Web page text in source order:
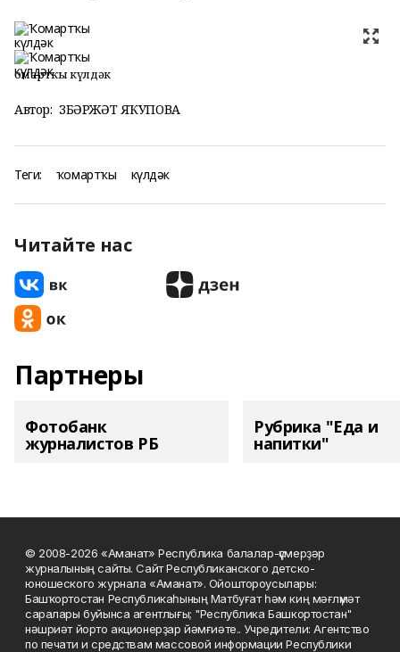
Ҡомартҡы күлдәк
Автор: ЗӨБӘРЖӘТ ЯҠУПОВА
Теги: ҡомартҡы күлдәк
Читайте нас
Партнеры
Фотобанк
журналистов РБ
Рубрика "Еда и
напитки"
© 2008-2026 «Аманат» Республика балалар-үҫмерҙәр
журналының сайты. Сайт Республиканского детско-
юношеского журнала «Аманат». Ойоштороусылары:
Башҡортостан Республикаһының Матбуғат һәм киң мәғлүмәт
саралары буйынса агентлығы; "Республика Башкортостан"
нәшриәт йорто акционерҙар йәмғиәте.. Учредители: Агентство
по печати и средствам массовой информации Республики